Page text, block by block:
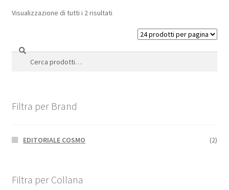
Visualizzazione di tutti i 2 risultati
Cerca:
Cerca
Filtra per Brand
EDITORIALE COSMO (2)
Filtra per Collana